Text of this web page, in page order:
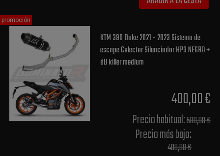
KTM 390 Duke 2021 - 2023 Sistema de
escape Colector Silenciador HP3 NEGRO +
dB killer medium
400,00 €
Precio habitual​:500,00 €
Precio más bajo​:
400,00 €
promoción